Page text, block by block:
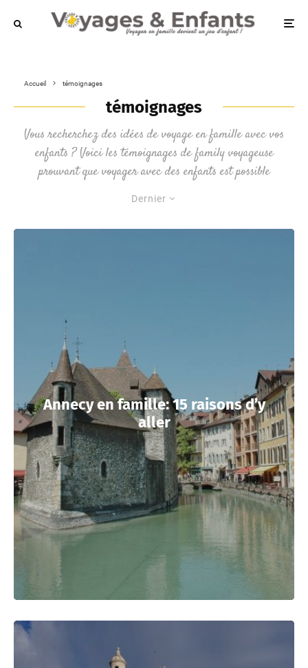
Accueil témoignages
témoignages
Vous recherchez des idées de voyage en famille avec vos
enfants ? Voici les témoignages de family voyageuse
prouvant que voyager avec des enfants est possible
Dernier
Annecy en famille: 15 raisons d’y
aller